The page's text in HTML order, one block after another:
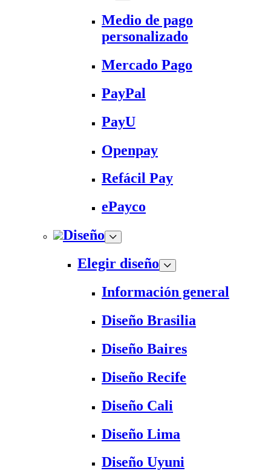
Medio de pago
personalizado
Mercado Pago
PayPal
PayU
Openpay
Refácil Pay
ePayco
Diseño
Elegir diseño
Información general
Diseño Brasilia
Diseño Baires
Diseño Recife
Diseño Cali
Diseño Lima
Diseño Uyuni